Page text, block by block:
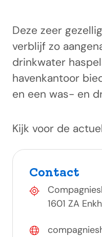
Deze zeer
verblijf zo
drinkwater
havenkantoor
en een was- en
Kijk voor de
Contact
1601 ZA